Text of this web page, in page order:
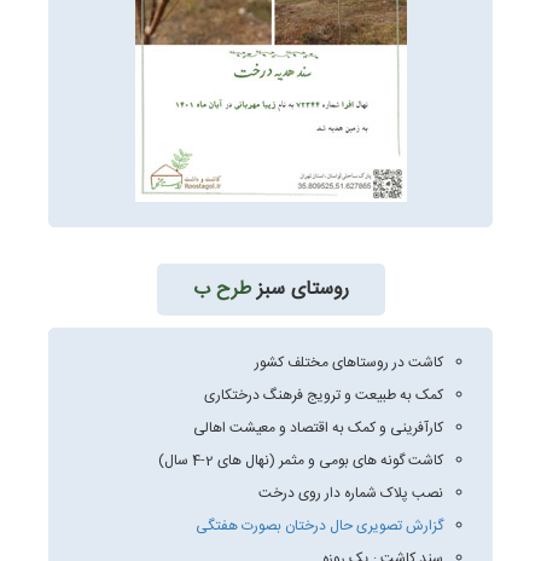
روستای سبزطرح ب
کاشت در روستاهای مختلف کشور
کمک به طبیعت و ترویج فرهنگ درختکاری
کارآفرینی و کمک به اقتصاد و معیشت اهالی
کاشت گونه های بومی و مثمر (نهال های 2-4 سال)
نصب پلاک شماره دار روی درخت
گزارش تصویری حال درختان بصورت هفتگی